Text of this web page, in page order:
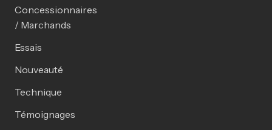
Concessionnaires
/ Marchands
Essais
Nouveauté
Technique
Témoignages